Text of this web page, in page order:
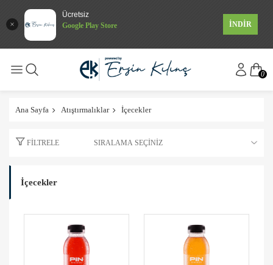
Ücretsiz
Google Play Store
İNDİR
0
Ana Sayfa Atıştırmalıklar İçecekler
FILTRELE
İçecekler